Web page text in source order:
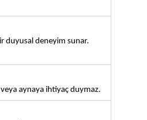
duyusal deneyim sunar.
aynaya ihtiyaç duymaz.